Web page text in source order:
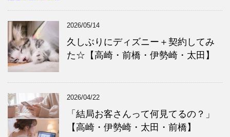
2026/05/14
久しぶりにディズニー＋契約してみ
た☆【高崎・前橋・伊勢崎・太田】
2026/04/22
「結局お客さんって何見てるの？」
【高崎・伊勢崎・太田・前橋】